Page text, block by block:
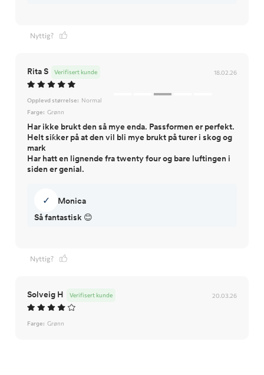
Nyttig?
Rita S 18.02.26
Verifisert kunde
Opplevd størrelse: Normal
Farge: Grønn
Har ikke brukt den så mye enda. Passformen er perfekt.
Helt siƙker på at den vil bli mye brukt på turer i skog og
mark
Har hatt en lignende fra twenty four og bare luftingen i
siden er genial.
✓
Monica
Så fantastisk 😊
Nyttig?
Solveig H 20.03.26
Verifisert kunde
Farge: Grønn